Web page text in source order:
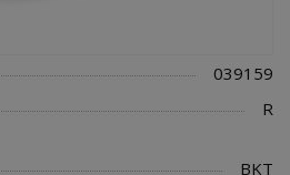
039159
R
BKT